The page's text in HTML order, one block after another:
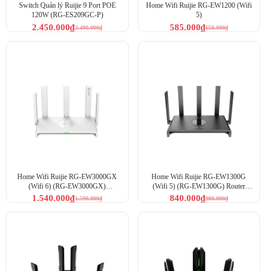
Switch Quản lý Ruijie 9 Port POE
120W (RG-ES209GC-P)
2.490.000₫
2.450.000₫
Home Wifi Ruijie RG-EW1200 (Wifi
5)
650.000₫
585.000₫
Home Wifi Ruijie RG-EW3000GX
(Wifi 6) (RG-EW3000GX)
3000Mbps Mesh Cloud
1.590.000₫
1.540.000₫
Home Wifi Ruijie RG-EW1300G
(Wifi 5) (RG-EW1300G) Router
Mesh 1267Mbps
980.000₫
840.000₫